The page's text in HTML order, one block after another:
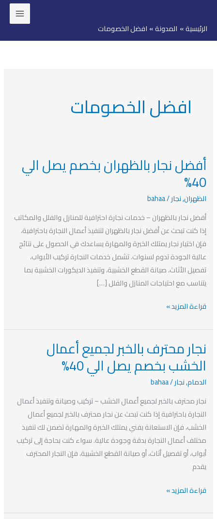
المحتوى
الرئيسية المدونة افضل الخصومات
افضل الخصومات
أفضل نجار بالظهران بخصم يصل الي
40%
الظهران,نجار/
bahaa
أفضل نجار بالظهران – خدمات نجارة احترافية للمنازل والفلل والمكاتب
إذا كنت تبحث عن أفضل نجار بالظهران لتنفيذ أعمال النجارة باحترافية،
فإن اختيار نجار يمتلك الخبرة والمهارة يساعدك في الحصول على نتائج
عالية الجودة تدوم لسنوات. تشمل خدمات النجارة تركيب الأبواب،
تفصيل الأثاث، صيانة القطع الخشبية، وتنفيذ الديكورات الخشبية بما
يتناسب مع احتياجات المنازل والفلل […]
أفضل
نجار
بالظهران
بخصم
يصل
الي
40%
قراءة المزيد »
نجار محترف بالخبر لجميع أعمال
الخشب بخصم يصل الي 40%
الدمام,نجار/
bahaa
نجار محترف بالخبر لجميع أعمال الخشب – تركيب وصيانة وتنفيذ أعمال
النجارة باحترافية إذا كنت تبحث عن نجار محترف بالخبر لجميع أعمال
الخشب، فإن الاستعانة بفني يمتلك الخبرة والمهارة تضمن لك تنفيذ
مختلف أعمال النجارة بدقة وجودة عالية. سواء كنت بحاجة إلى تركيب
أبواب، أو تفصيل أثاث، أو صيانة القطع الخشبية، فإن النجار المحترف
يقدم
نجار
محترف
بالخبر
لجميع
أعمال
الخشب
بخصم
يصل
الي
40%
قراءة المزيد »